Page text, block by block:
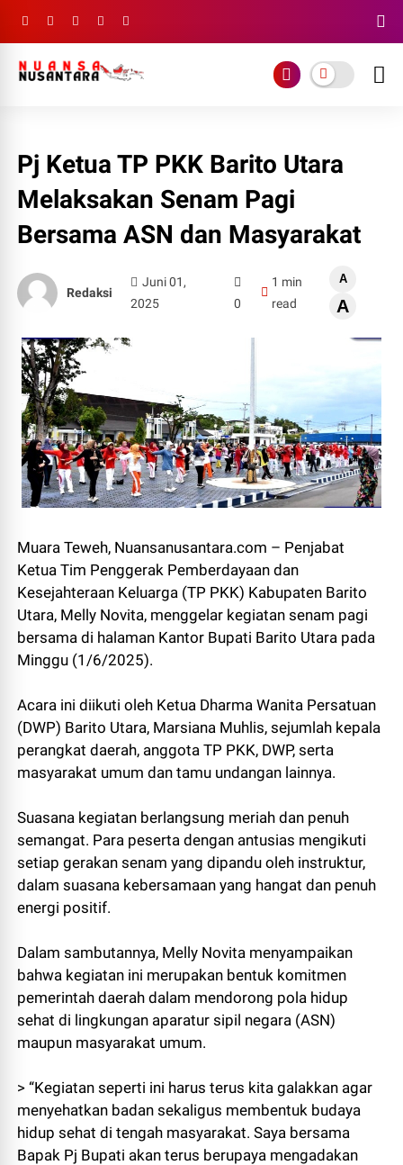
Pj Ketua TP PKK Barito Utara
Melaksakan Senam Pagi
Bersama ASN dan Masyarakat
Redaksi
Juni 01,
2025
0
1 min
read
A
A
Muara Teweh, Nuansanusantara.com – Penjabat
Ketua Tim Penggerak Pemberdayaan dan
Kesejahteraan Keluarga (TP PKK) Kabupaten Barito
Utara, Melly Novita, menggelar kegiatan senam pagi
bersama di halaman Kantor Bupati Barito Utara pada
Minggu (1/6/2025).
Acara ini diikuti oleh Ketua Dharma Wanita Persatuan
(DWP) Barito Utara, Marsiana Muhlis, sejumlah kepala
perangkat daerah, anggota TP PKK, DWP, serta
masyarakat umum dan tamu undangan lainnya.
Suasana kegiatan berlangsung meriah dan penuh
semangat. Para peserta dengan antusias mengikuti
setiap gerakan senam yang dipandu oleh instruktur,
dalam suasana kebersamaan yang hangat dan penuh
energi positif.
Dalam sambutannya, Melly Novita menyampaikan
bahwa kegiatan ini merupakan bentuk komitmen
pemerintah daerah dalam mendorong pola hidup
sehat di lingkungan aparatur sipil negara (ASN)
maupun masyarakat umum.
> “Kegiatan seperti ini harus terus kita galakkan agar
menyehatkan badan sekaligus membentuk budaya
hidup sehat di tengah masyarakat. Saya bersama
Bapak Pj Bupati akan terus berupaya mengadakan